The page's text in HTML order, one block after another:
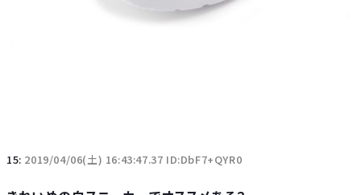
15: 2019/04/06(土) 16:43:47.37 ID:DbF7+QYR0